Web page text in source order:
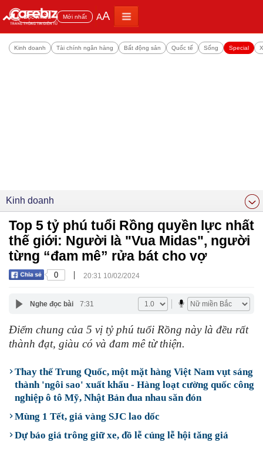
Đọc nhiều Mới nhất AA
Kinh doanh Tài chính ngân hàng Bất động sản Quốc tế Sống Special
Kinh doanh
Top 5 tỷ phú tuổi Rồng quyền lực nhất
thế giới: Người là "Vua Midas", người
từng “đam mê” rửa bát cho vợ
0 | 20:31 10/02/2024
Nghe đọc bài 7:31
Điểm chung của 5 vị tỷ phú tuổi Rồng này là đều rất
thành đạt, giàu có và đam mê từ thiện.
Thay thế Trung Quốc, một mặt hàng Việt Nam vụt sáng
thành 'ngôi sao' xuất khẩu - Hàng loạt cường quốc công
nghiệp ô tô Mỹ, Nhật Bản đua nhau săn đón
Mùng 1 Tết, giá vàng SJC lao dốc
Dự báo giá trông giữ xe, đồ lễ cúng lễ hội tăng giá